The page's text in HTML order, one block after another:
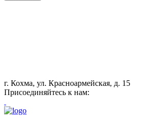
г. Кохма, ул. Красноармейская, д. 15
Присоединяйтесь к нам: